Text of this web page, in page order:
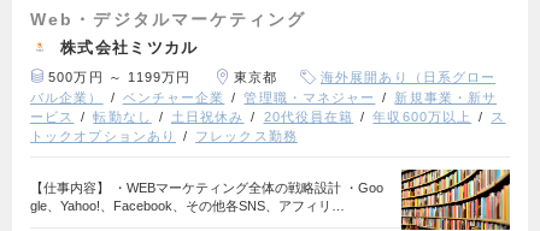
Web・デジタルマーケティング
株式会社ミツカル
500万円 ～ 1199万円 東京都
海外展開あり（日系グロー
バル企業）
ベンチャー企業 管理職・マネジャー
新規事業・新サ
ービス
転勤なし 土日祝休み 20代役員在籍 年収600万以上
ス
トックオプションあり
フレックス勤務
【仕事内容】 ・WEBマーケティング全体の戦略設計 ・Goo
gle、Yahoo!、Facebook、その他各SNS、アフィリ…